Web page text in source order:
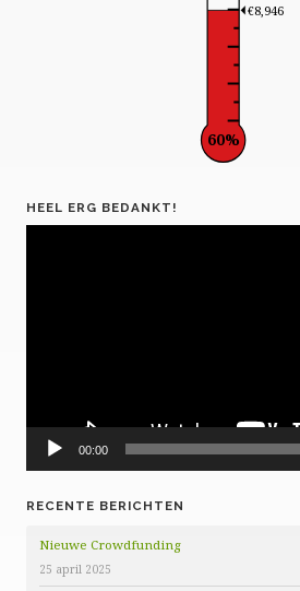
€8,946
60%
HEEL ERG BEDANKT!
00:00
RECENTE BERICHTEN
Nieuwe Crowdfunding
25 april 2025